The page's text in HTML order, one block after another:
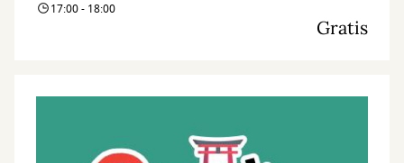
17:00 - 18:00
Gratis